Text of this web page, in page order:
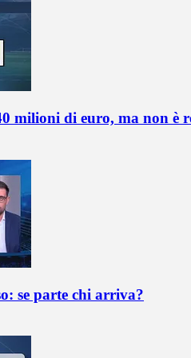
milioni di euro, ma non è
se parte chi arriva?